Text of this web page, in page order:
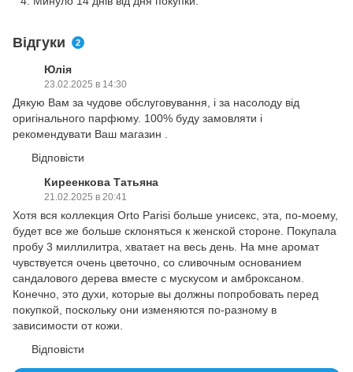
Відгуки 2
Юлія
23.02.2025 в 14:30
Дякую Вам за чудове обслуговування, і за насолоду від
оригінального парфюму. 100% буду замовляти і
рекомендувати Ваш магазин .
Відповісти
Киреенкова Татьяна
21.02.2025 в 20:41
Хотя вся коллекция Orto Parisi больше унисекс, эта, по-моему,
будет все же больше склоняться к женской стороне. Покупала
пробу 3 миллилитра, хватает на весь день. На мне аромат
чувствуется очень цветочно, со сливочным основанием
сандалового дерева вместе с мускусом и амброксаном.
Конечно, это духи, которые вы должны попробовать перед
покупкой, поскольку они изменяются по-разному в
зависимости от кожи.
Відповісти